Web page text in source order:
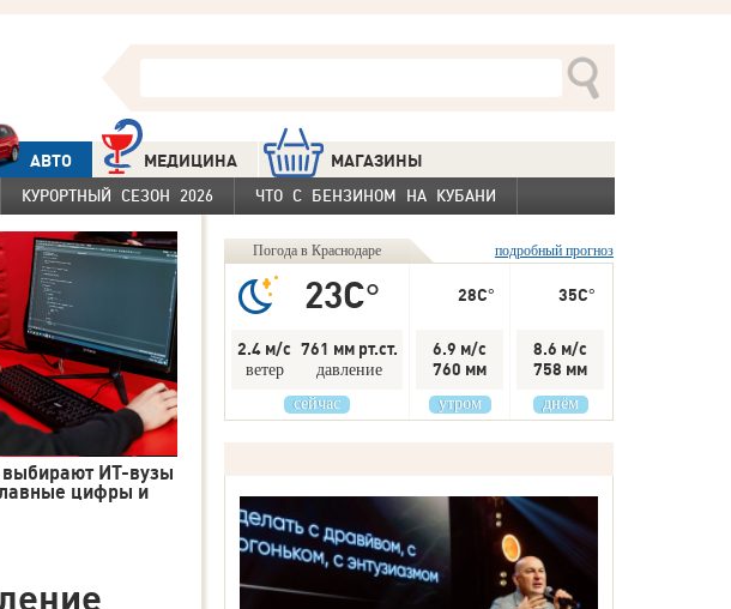
АВТО МЕДИЦИНА МАГАЗИНЫ
КУРОРТНЫЙ СЕЗОН 2026 ЧТО С БЕНЗИНОМ НА КУБАНИ
выбирают ИТ-вузы
цифры и
Погода в Краснодаре подробный прогноз
23C°
2.4 м/с
ветер
761 мм рт.ст.
давление
сейчас
28C°
6.9 м/с
760 мм
утром
35C°
8.6 м/с
758 мм
днём